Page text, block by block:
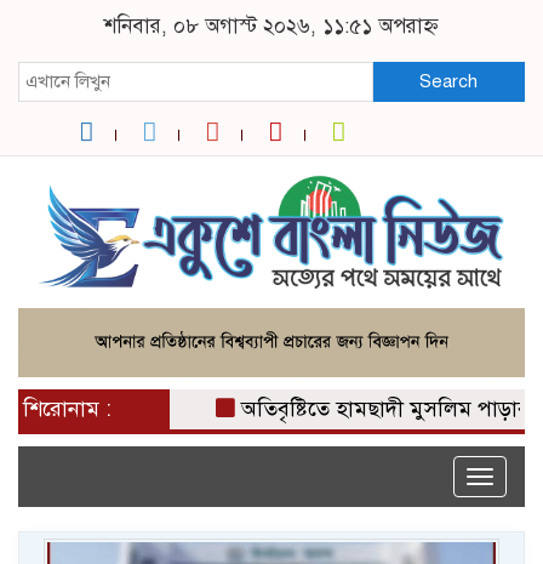
শনিবার, ০৮ অগাস্ট ২০২৬, ১১:৫১ অপরাহ্ন
Search
শিরোনাম : অতিবৃষ্টিতে হামছাদী মুসলিম পাড়ার
Toggle